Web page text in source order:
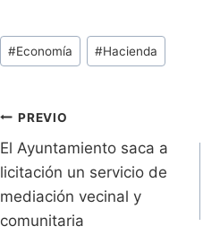
tF
ri
dl
y
p
y
k
at
s
p
Tags
de
#Economía #Hacienda
Navegación
de
entradas
PREVIO
El Ayuntamiento saca a
licitación un servicio de
mediación vecinal y
comunitaria